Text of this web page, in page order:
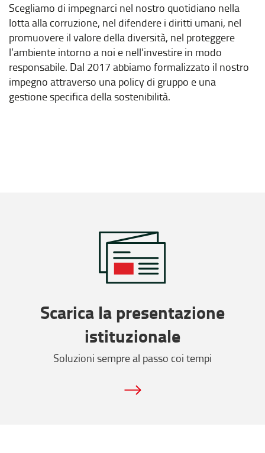
Scegliamo di impegnarci nel nostro quotidiano nella
lotta alla corruzione, nel difendere i diritti umani, nel
promuovere il valore della diversità, nel proteggere
l’ambiente intorno a noi e nell’investire in modo
responsabile. Dal 2017 abbiamo formalizzato il nostro
impegno attraverso una policy di gruppo e una
gestione specifica della sostenibilità.
Scarica la presentazione
istituzionale
Soluzioni sempre al passo coi tempi